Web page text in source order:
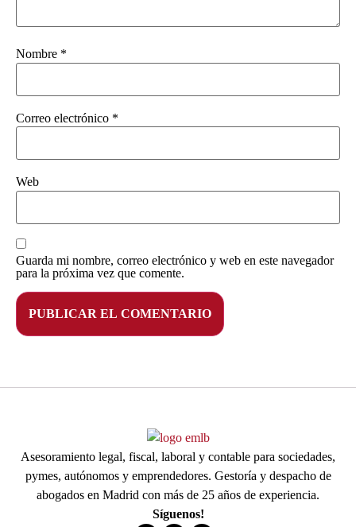
Nombre *
Correo electrónico *
Web
Guarda mi nombre, correo electrónico y web en este navegador
para la próxima vez que comente.
Asesoramiento legal, fiscal, laboral y contable para sociedades,
pymes, autónomos y emprendedores. Gestoría y despacho de
abogados en Madrid con más de 25 años de experiencia.
Síguenos!